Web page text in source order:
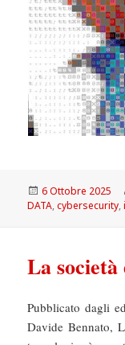
Scritto
il
6 Ottobre 2025
DATA,cybersecurity,
La
Pubblicato dagli
Davide Bennato,